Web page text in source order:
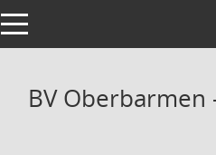
Toggle navigation
BV Oberbarmen